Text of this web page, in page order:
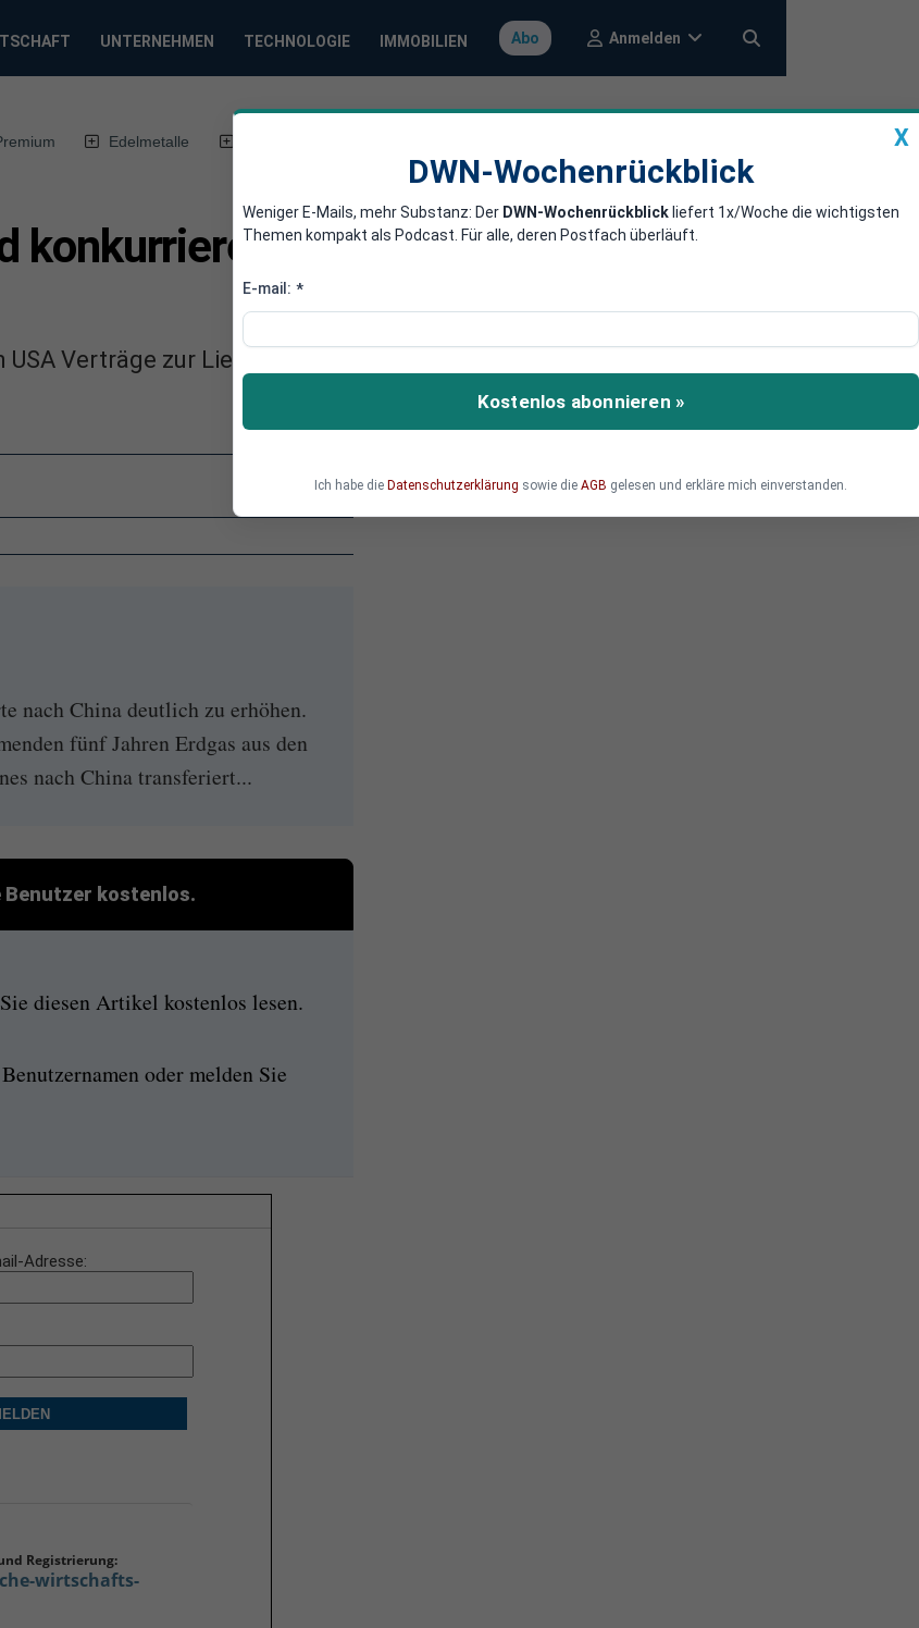
UNTERNEHMEN TECHNOLOGIE IMMOBILIEN Abo Anmelden
Edelmetalle
konkurrieren um China auf dem
Verträge zur Lieferung von Erdgas und Flüssiggas
nach China deutlich zu erhöhen.
fünf Jahren Erdgas aus den
nach China transferiert...
kostenlos.
diesen Artikel kostenlos lesen.
oder melden Sie
Adresse
Registrierung:
wirtschafts-
X
DWN-Wochenrückblick
Weniger E-Mails, mehr Substanz: Der DWN-Wochenrückblick liefert 1x/Woche die wichtigsten
Themen kompakt als Podcast. Für alle, deren Postfach überläuft.
E-mail: *
Kostenlos abonnieren »
Ich habe die Datenschutzerklärung sowie die AGB gelesen und erkläre mich einverstanden.